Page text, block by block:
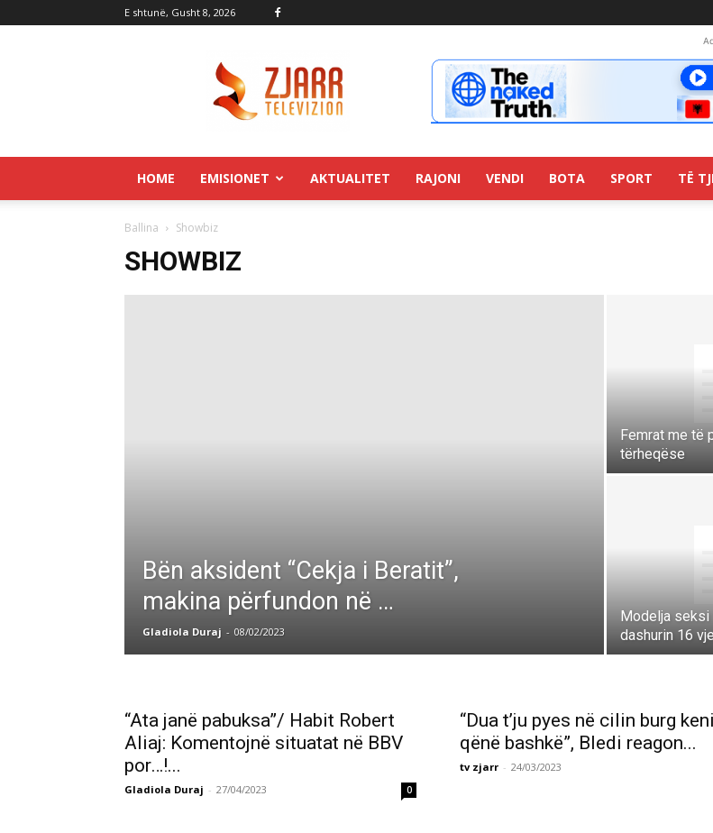
E shtunë, Gusht 8, 2026
HOME EMISIONET AKTUALITET RAJONI VENDI BOTA SPORT TË
Ballina Showbiz
SHOWBIZ
Bën aksident “Cekja i Beratit”,
makina përfundon në …
Gladiola Duraj - 08/02/2023
Femrat me të
tërheqëse
Modelja
dashurin 16
“Ata janë pabuksa”/ Habit Robert
Aliaj: Komentojnë situatat në BBV
por…!...
Gladiola Duraj - 27/04/2023 0
“Dua t’ju pyes në cilin burg keni
qënë bashkë”, Bledi reagon...
tv zjarr - 24/03/2023